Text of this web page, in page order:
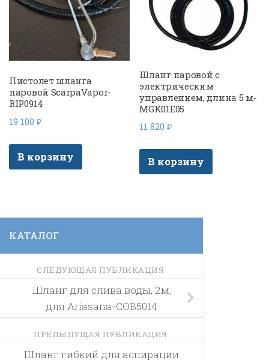
Пистолет шланга
паровой ScarpaVapor-
RIP0914
19 100 ₽
В корзину
Шланг паровой с
электрическим
управлением, длина 5 м-
MGK01E05
11 820₽
В корзину
КАТАЛОГ
СЛЕДУЮЩАЯ ПУБЛИКАЦИЯ
Шланг для слива воды, 2м,
для Ariasana-COB5014
ПРЕДЫДУЩАЯ ПУБЛИКАЦИЯ
Шланг гибкий для аспирации